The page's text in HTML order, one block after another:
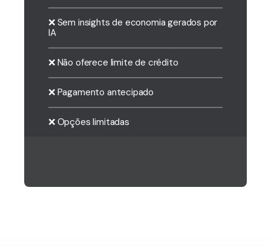
❌ Sem insights de economia gerados por
IA
❌ Não oferece limite de crédito
❌ Pagamento antecipado
❌ Opções limitadas